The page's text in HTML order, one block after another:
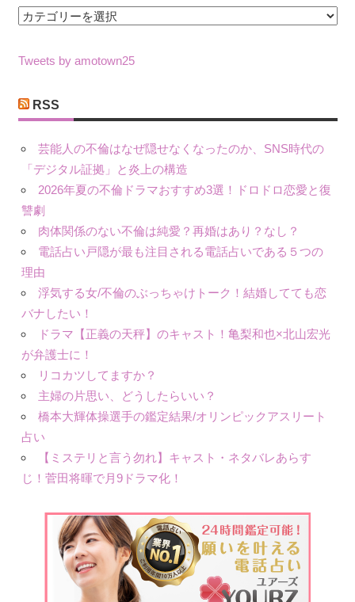
カ
ゴ
ー
Tweets by amotown25
RSS
芸能人の不倫はなぜ隠せなくなったのか、SNS時代の
「デジタル証拠」と炎上の構造
2026年夏の不倫ドラマおすすめ3選！ドロドロ恋愛と復
讐劇
肉体関係のない不倫は純愛？再婚はあり？なし？
電話占い戸隠が最も注目される電話占いである５つの
理由
浮気する女/不倫のぶっちゃけトーク！結婚してても恋
バナしたい！
ドラマ【正義の天秤】のキャスト！亀梨和也×北山宏光
が弁護士に！
リコカツしてますか？
主婦の片思い、どうしたらいい？
橋本大輝体操選手の鑑定結果/オリンピックアスリート
占い
【ミステリと言う勿れ】キャスト・ネタバレあらす
じ！菅田将暉で月9ドラマ化！